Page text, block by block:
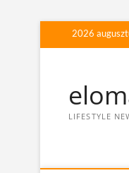
2026
LIFESTYLE